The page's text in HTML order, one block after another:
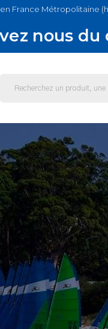
France Métropolitaine
nous du